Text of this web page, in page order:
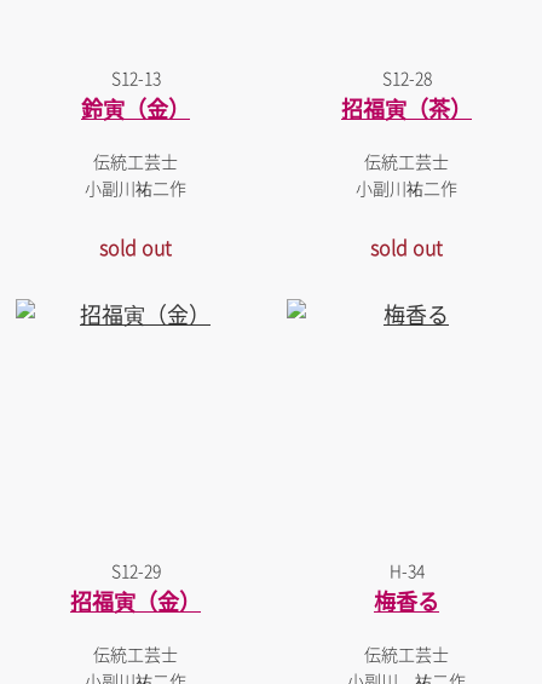
S12-13
鈴寅（金）
伝統工芸士
小副川祐二作
sold out
S12-28
招福寅（茶）
伝統工芸士
小副川祐二作
sold out
S12-29
招福寅（金）
伝統工芸士
H-34
梅香る
伝統工芸士